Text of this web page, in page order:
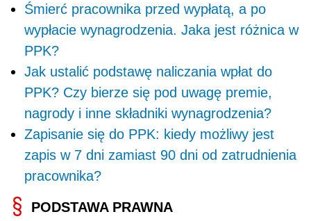
Śmierć pracownika przed wypłatą, a po
wypłacie wynagrodzenia. Jaka jest różnica w
PPK?
Jak ustalić podstawę naliczania wpłat do
PPK? Czy bierze się pod uwagę premie,
nagrody i inne składniki wynagrodzenia?
Zapisanie się do PPK: kiedy możliwy jest
zapis w 7 dni zamiast 90 dni od zatrudnienia
pracownika?
PODSTAWA PRAWNA